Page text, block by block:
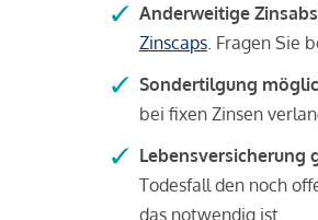
Anderweitige
Zinscaps . Fragen Sie
Sondertilgung
bei fixen Zinsen
Lebensversicherung
Todesfall den noch
das notwendig ist.